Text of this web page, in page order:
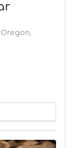
Oregon,